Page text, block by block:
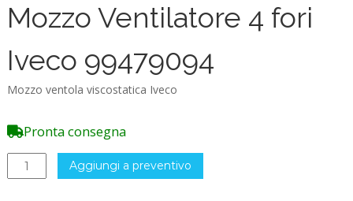
Mozzo Ventilatore 4 fori
Iveco 99479094
Mozzo ventola viscostatica Iveco
Pronta consegna
Mozzo
Ventilatore
Aggiungi a preventivo